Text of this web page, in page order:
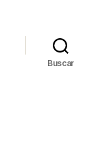
Buscar